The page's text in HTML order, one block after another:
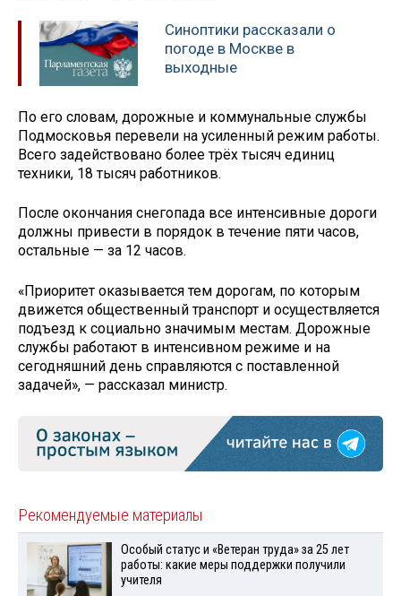
Синоптики рассказали о
погоде в Москве в
выходные
По его словам, дорожные и коммунальные службы
Подмосковья перевели на усиленный режим работы.
Всего задействовано более трёх тысяч единиц
техники, 18 тысяч работников.
После окончания снегопада все интенсивные дороги
должны привести в порядок в течение пяти часов,
остальные — за 12 часов.
«Приоритет оказывается тем дорогам, по которым
движется общественный транспорт и осуществляется
подъезд к социально значимым местам. Дорожные
службы работают в интенсивном режиме и на
сегодняшний день справляются с поставленной
задачей», — рассказал министр.
Рекомендуемые материалы
Особый статус и «Ветеран труда» за 25 лет
работы: какие меры поддержки получили
учителя